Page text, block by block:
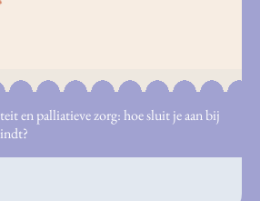
en palliatieve zorg: hoe sluit je aan bij